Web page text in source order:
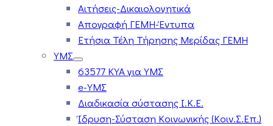
Αιτήσεις-Δικαιολογητικά
Απογραφή ΓΕΜΗ-Έντυπα
Ετήσια Τέλη Τήρησης Μερίδας ΓΕΜΗ
ΥΜΣ
63577 ΚΥΑ για ΥΜΣ
e-ΥΜΣ
Διαδικασία σύστασης Ι.Κ.Ε.
Ίδρυση-Σύσταση Κοινωνικής (Κοιν.Σ.Επ.)